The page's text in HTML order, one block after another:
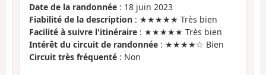
Date de la randonnée : 18 juin 2023
Fiabilité de la description : ★★★★★ Très bien
Facilité à suivre l'itinéraire : ★★★★★ Très bien
Intérêt du circuit de randonnée : ★★★★☆ Bien
Circuit très fréquenté : Non